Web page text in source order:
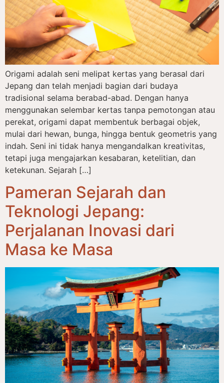
Origami adalah seni melipat kertas yang berasal dari
Jepang dan telah menjadi bagian dari budaya
tradisional selama berabad-abad. Dengan hanya
menggunakan selembar kertas tanpa pemotongan atau
perekat, origami dapat membentuk berbagai objek,
mulai dari hewan, bunga, hingga bentuk geometris yang
indah. Seni ini tidak hanya mengandalkan kreativitas,
tetapi juga mengajarkan kesabaran, ketelitian, dan
ketekunan. Sejarah […]
Pameran Sejarah dan
Teknologi Jepang:
Perjalanan Inovasi dari
Masa ke Masa